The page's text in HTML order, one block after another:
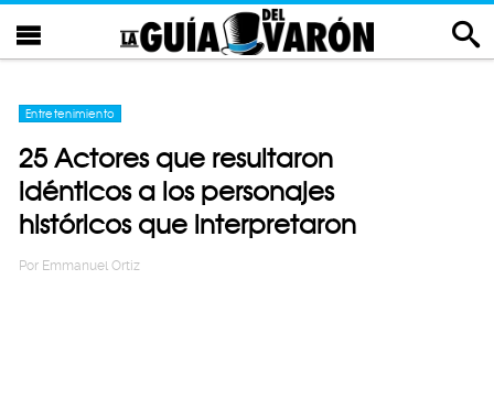
Entretenimiento
25 Actores que resultaron
idénticos a los personajes
históricos que interpretaron
Por Emmanuel Ortiz